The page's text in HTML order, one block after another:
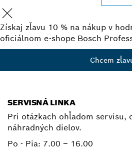
Získaj zľavu 10 % na nákup v
oficiálnom e-shope Bosch
Chcem
SERVISNÁ LINKA
Pri otázkach ohľadom servisu,
náhradných dielov.
Po - Pia: 7.00 – 16.00